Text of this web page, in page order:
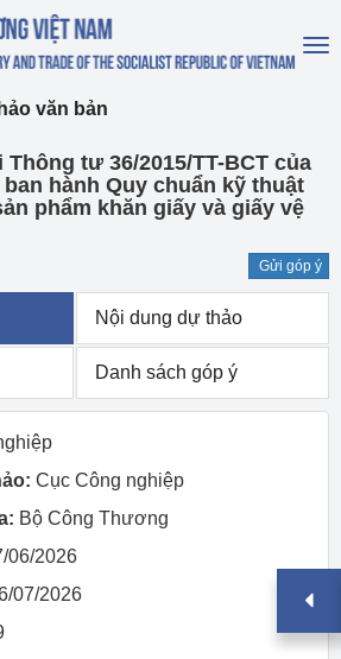
văn bản
tư 36/2015/TT-BCT của
hành Quy chuẩn kỹ thuật
phẩm khăn giấy và giấy vệ
Nội dung dự thảo
Danh sách góp ý
Cục Công nghiệp
Bộ Công Thương
06/2026
07/2026
Gửi góp ý